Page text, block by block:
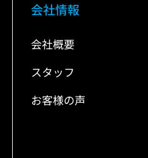
会社情報
会社概要
スタッフ
お客様の声